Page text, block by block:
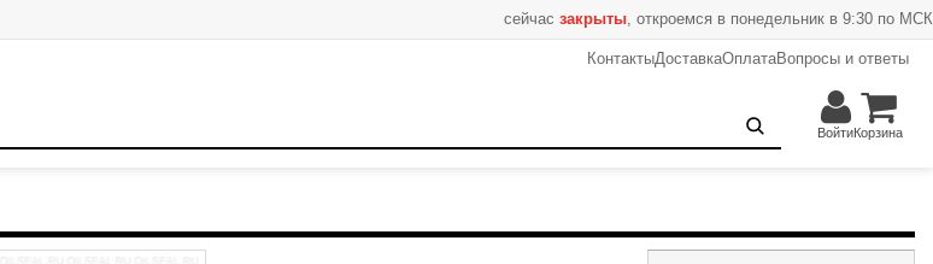
сейчас закрыты, откроемся в понедельник в 9:30 по МСК
КонтактыДоставкаОплатаВопросы и ответы
ВойтиКорзина
+ В корзину